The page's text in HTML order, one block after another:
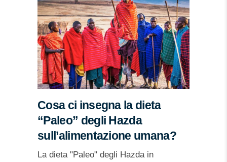
Cosa ci insegna la dieta
“Paleo” degli Hazda
sull’alimentazione umana?
La dieta "Paleo" degli Hazda in